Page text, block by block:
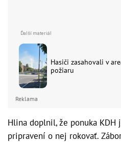
Hasiči zasahovali v
požiaru
Reklama
Hlina doplnil, že ponuka
pripravení o nej rokovať.